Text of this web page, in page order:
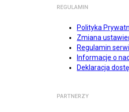
REGULAMIN
Polityka
Zmiana
Regulamin
Informacje o
Deklaracja
PARTNERZY